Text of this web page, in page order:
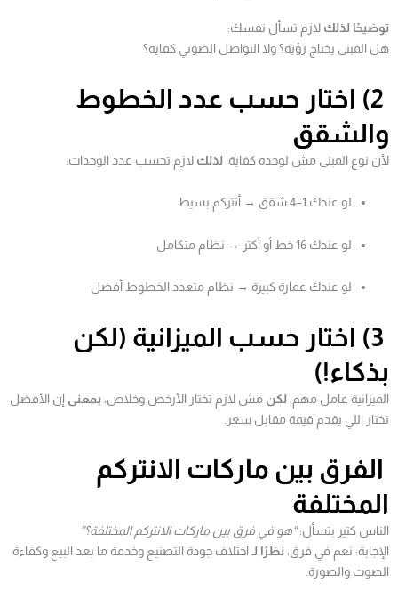
توضيحًا لذلك لازم تسأل نفسك:
هل المبنى يحتاج رؤية؟ ولا التواصل الصوتي كفاية؟
2) اختار حسب عدد الخطوط
والشقق
لأن نوع المبنى مش لوحده كفاية، لذلك لازم تحسب عدد الوحدات:
لو عندك 1–4 شقق → أنتركم بسيط
لو عندك 16 خط أو أكتر → نظام متكامل
لو عندك عمارة كبيرة → نظام متعدد الخطوط أفضل
3) اختار حسب الميزانية (لكن
بذكاء!)
الميزانية عامل مهم، لكن مش لازم تختار الأرخص وخلاص، بمعنى إن الأفضل
تختار اللي يقدم قيمة مقابل سعر.
الفرق بين ماركات الانتركم
المختلفة
الناس كتير بتسأل:“هو في فرق بين ماركات الانتركم المختلفة؟”
الإجابة: نعم في فرق، نظرًا لـ اختلاف جودة التصنيع وخدمة ما بعد البيع وكفاءة
الصوت والصورة.